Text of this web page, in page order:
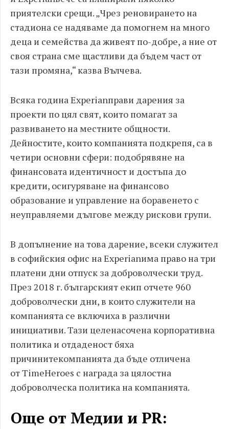
приятелски срещи. „Чрез реновирането на
стадиона се надяваме да помогнем на много
деца и семейства да живеят по-добре, а ние от
своя страна сме щастливи да бъдем част от
тази промяна,“ казва Вълчева.
Всяка година Experianправи дарения за
проекти по цял свят, които помагат за
развиването на местните общности.
Дейностите, които компанията подкрепя, са в
четири основни сфери: подобрявяне на
финансовата идентичност и достъпа до
кредити, осигуряване на финансово
образование и управление на боравенето с
неуправляеми дългове между рискови групи.
В допълнение на това дарение, всеки служител
в софийския офис на Experianима право на три
платени дни отпуск за доброволчески труд.
През 2018 г. българският екип отчете 960
доброволчески дни, в които служители на
компанията се включиха в различни
инициативи. Тази целенасочена корпоративна
политика и отдаденост бяха
причинитекомпанията да бъде отличена
от TimeHeroes с награда за цялостна
доброволческа политика на компанията.
Още от Медии и PR: